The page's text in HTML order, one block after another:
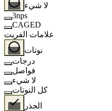
لا شيء
3nps
CAGED
علامات الفريت
نوتات
درجات
فواصل
لا شيء
كل النوتات
الجذر